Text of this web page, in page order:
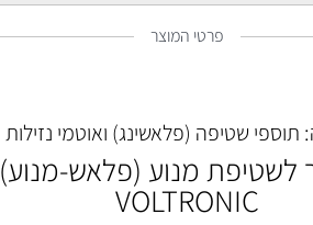
פרטי המוצר
תוספי שטיפה (פלאשינג) ואוטמי נזילות
לשטיפת מנוע (פלאש-מנוע)
VOLTRONIC